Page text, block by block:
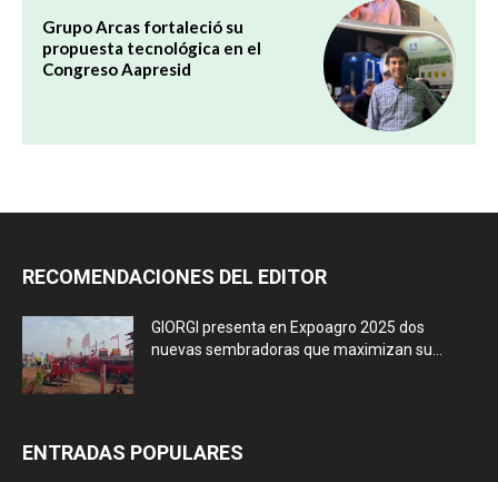
Grupo Arcas fortaleció su
propuesta tecnológica en el
Congreso Aapresid
RECOMENDACIONES DEL EDITOR
GIORGI presenta en Expoagro 2025 dos
nuevas sembradoras que maximizan su...
ENTRADAS POPULARES